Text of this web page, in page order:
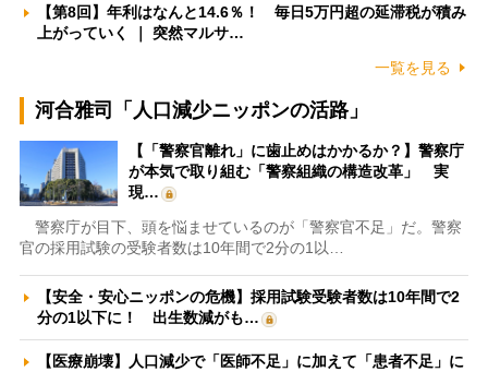
【第8回】年利はなんと14.6％！ 毎日5万円超の延滞税が積み
上がっていく ｜ 突然マルサ…
一覧を見る
河合雅司「人口減少ニッポンの活路」
【「警察官離れ」に歯止めはかかるか？】警察庁
が本気で取り組む「警察組織の構造改革」 実
現…
警察庁が目下、頭を悩ませているのが「警察官不足」だ。警察
官の採用試験の受験者数は10年間で2分の1以…
【安全・安心ニッポンの危機】採用試験受験者数は10年間で2
分の1以下に！ 出生数減がも…
【医療崩壊】人口減少で「医師不足」に加えて「患者不足」に